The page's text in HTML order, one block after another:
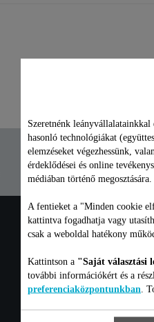
SZÁLLÍTÁSI
Szeretnénk leányvállalatainkkal
hasonló technológiákat
elemzéseket végezhessünk,
érdeklődései és online
médiában történő megosztására.
A fentieket a "Minden cookie
kattintva fogadhatja vagy
csak a weboldal hatékony
Kattintson a "Saját választási
további információkért és a
preferenciaközpontunkban .